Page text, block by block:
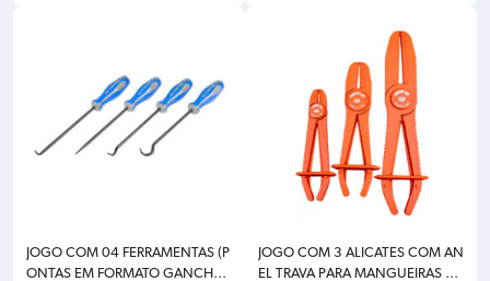
JOGO COM 04 FERRAMENTAS (P
ONTAS EM FORMATO GANCHOS
JOGO COM 3 ALICATES COM AN
EL TRAVA PARA MANGUEIRAS C